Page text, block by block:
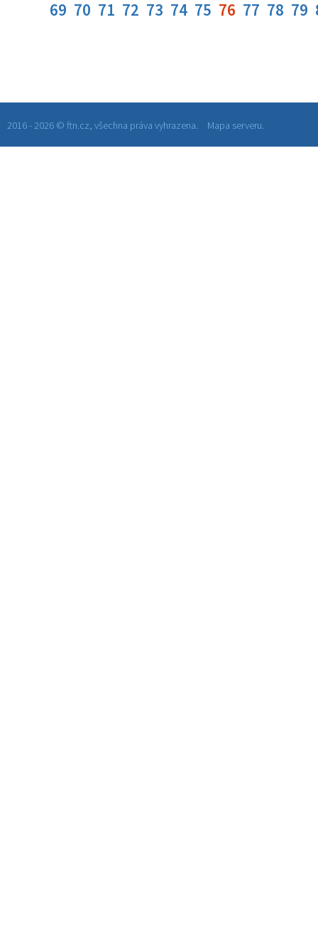
69 70 71 72 73 74 75 76 77 78 79
2016 - 2026 © ftn.cz, všechna práva vyhrazena. Mapa serveru.